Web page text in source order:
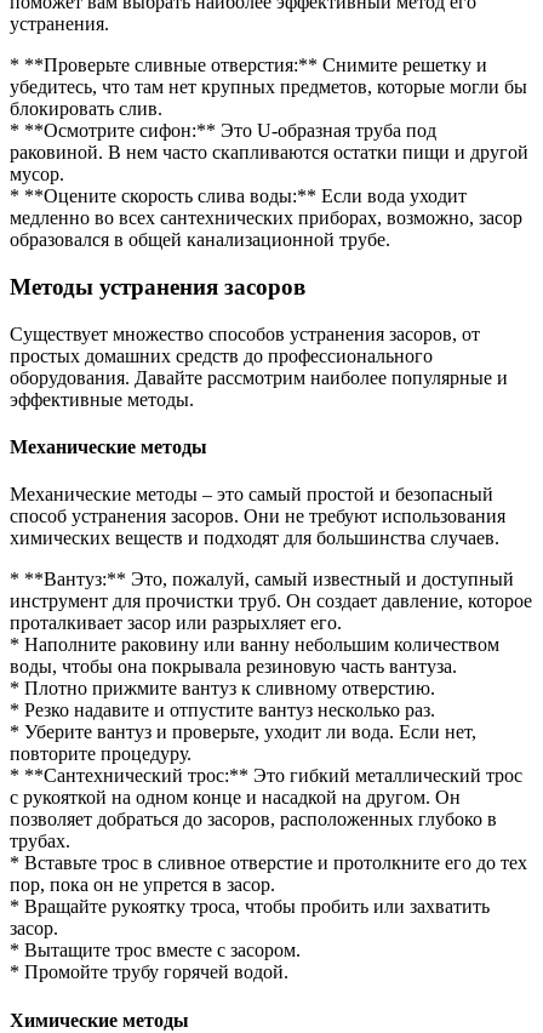
устранения.
* **Проверьте сливные отверстия:** Снимите решетку и
убедитесь, что там нет крупных предметов, которые могли бы
блокировать слив.
* **Осмотрите сифон:** Это U-образная труба под
раковиной. В нем часто скапливаются остатки пищи и другой
мусор.
* **Оцените скорость слива воды:** Если вода уходит
медленно во всех сантехнических приборах, возможно, засор
образовался в общей канализационной трубе.
Методы устранения засоров
Существует множество способов устранения засоров, от
простых домашних средств до профессионального
оборудования. Давайте рассмотрим наиболее популярные и
эффективные методы.
Механические методы
Механические методы – это самый простой и безопасный
способ устранения засоров. Они не требуют использования
химических веществ и подходят для большинства случаев.
* **Вантуз:** Это, пожалуй, самый известный и доступный
инструмент для прочистки труб. Он создает давление, которое
проталкивает засор или разрыхляет его.
* Наполните раковину или ванну небольшим количеством
воды, чтобы она покрывала резиновую часть вантуза.
* Плотно прижмите вантуз к сливному отверстию.
* Резко надавите и отпустите вантуз несколько раз.
* Уберите вантуз и проверьте, уходит ли вода. Если нет,
повторите процедуру.
* **Сантехнический трос:** Это гибкий металлический трос
с рукояткой на одном конце и насадкой на другом. Он
позволяет добраться до засоров, расположенных глубоко в
трубах.
* Вставьте трос в сливное отверстие и протолкните его до тех
пор, пока он не упрется в засор.
* Вращайте рукоятку троса, чтобы пробить или захватить
засор.
* Вытащите трос вместе с засором.
* Промойте трубу горячей водой.
Химические методы